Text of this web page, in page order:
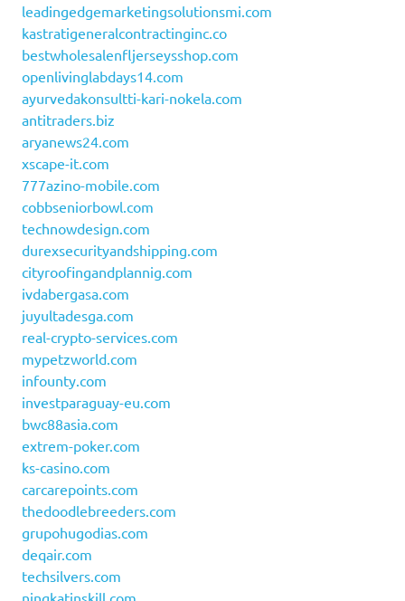
leadingedgemarketingsolutionsmi.com
kastratigeneralcontractinginc.co
bestwholesalenfljerseysshop.com
openlivinglabdays14.com
ayurvedakonsultti-kari-nokela.com
antitraders.biz
aryanews24.com
xscape-it.com
777azino-mobile.com
cobbseniorbowl.com
technowdesign.com
durexsecurityandshipping.com
cityroofingandplannig.com
ivdabergasa.com
juyultadesga.com
real-crypto-services.com
mypetzworld.com
infounty.com
investparaguay-eu.com
bwc88asia.com
extrem-poker.com
ks-casino.com
carcarepoints.com
thedoodlebreeders.com
grupohugodias.com
deqair.com
techsilvers.com